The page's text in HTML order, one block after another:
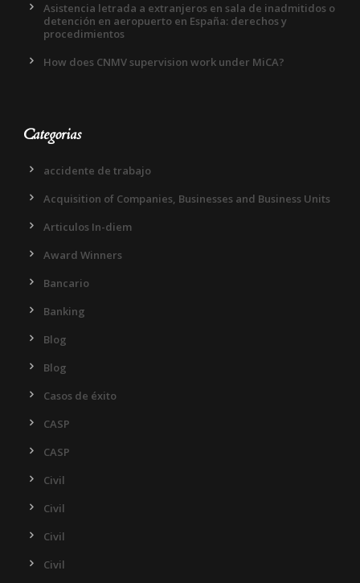
Asistencia letrada a extranjeros en sala de inadmitidos o
detención en aeropuerto en España: derechos y
procedimientos
How does CNMV supervision work under MiCA?
Categorias
accidente de trabajo
Acquisition of Companies, Businesses and Business Units
Articulos In-diem
Award Winners
Bancario
Banking
Blog
Blog
Casos de éxito
CASP
CASP
Civil
Civil
Civil
Civil